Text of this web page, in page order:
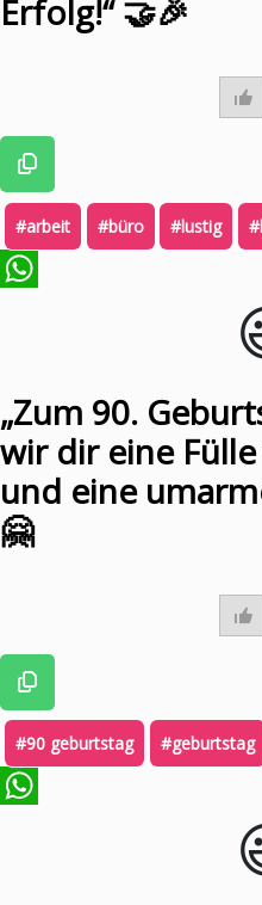
Erfolg!“ 🤝🎉
#arbeit #büro #lustig
„Zum 90.
wir dir eine
und eine
🤗
#90 geburtstag #geburtstag